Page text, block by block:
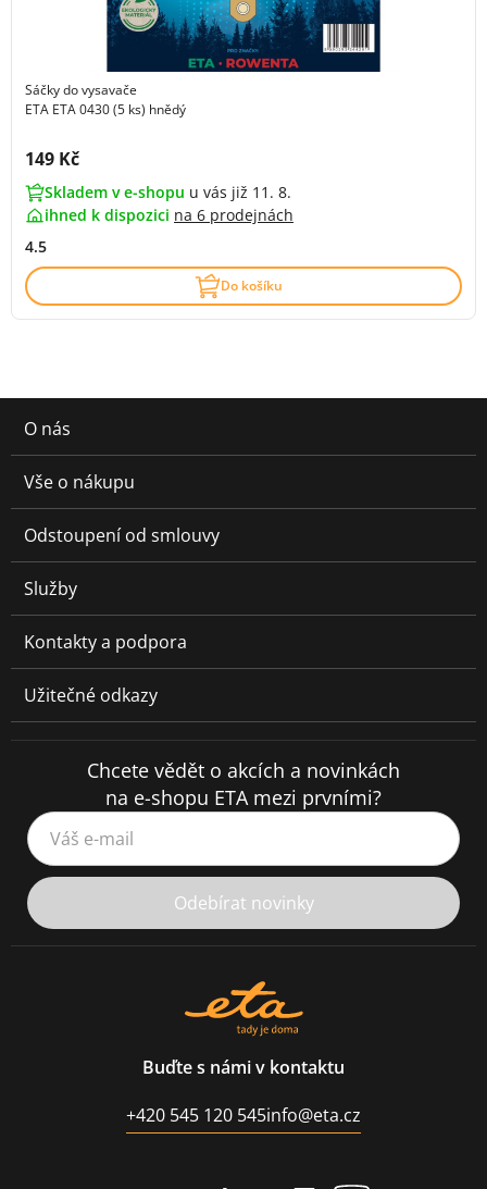
Sáčky do vysavače
ETA ETA 0430 (5 ks) hnědý
Cena s DPH:
149 Kč
Skladem v e-shopu u vás již 11. 8.
ihned k dispozici na 6 prodejnách
4.5
Do košíku
O nás
Vše o nákupu
Odstoupení od smlouvy
Služby
Kontakty a podpora
Užitečné odkazy
Chcete vědět o akcích a novinkách
na e-shopu ETA mezi prvními?
Váš e-mail
Odebírat novinky
Buďte s námi v kontaktu
+420 545 120 545info@eta.cz